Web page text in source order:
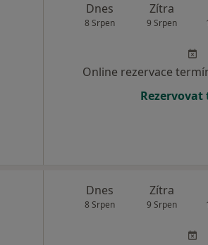
Dnes
8 Srpen
Zítra
9 Srpen
Online rezervace
Dnes
8 Srpen
Zítra
9 Srpen